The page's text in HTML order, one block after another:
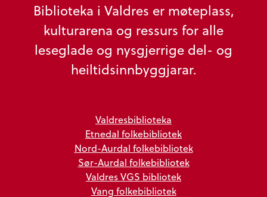
Biblioteka i Valdres er møteplass,
kulturarena og ressurs for alle
leseglade og nysgjerrige del- og
heiltidsinnbyggjarar.
Valdresbiblioteka
Etnedal folkebibliotek
Nord-Aurdal folkebibliotek
Sør-Aurdal folkebibliotek
Valdres VGS bibliotek
Vang folkebibliotek